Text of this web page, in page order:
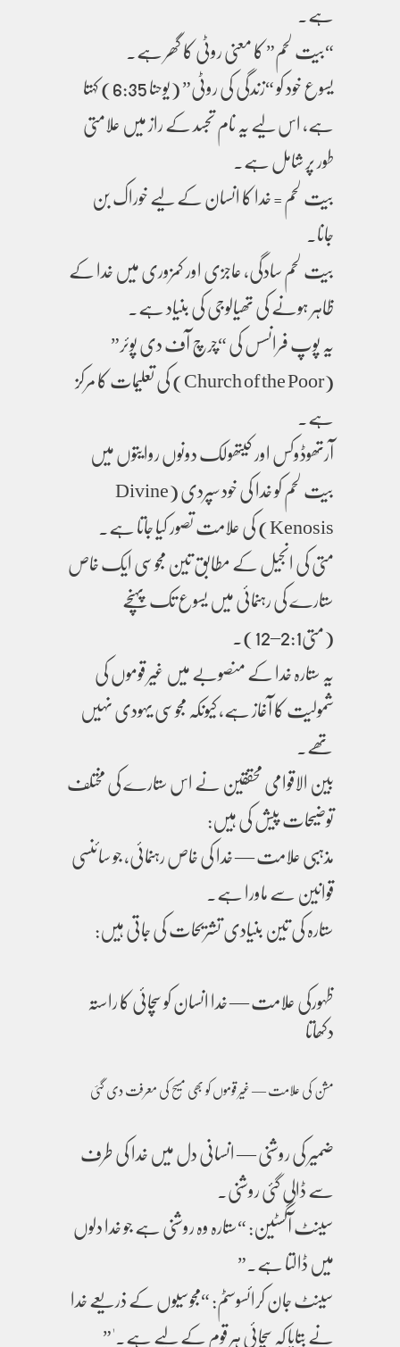
ہے۔
“بیت لحم” کا معنی روٹی کا گھر ہے۔
یسوع خود کو “زندگی کی روٹی” (یوحنا 6:35) کہتا
ہے، اس لیے یہ نام تجسد کے راز میں علامتی
طور پر شامل ہے۔
بیت لحم = خدا کا انسان کے لیے خوراک بن
جانا۔
بیت لحم سادگی، عاجزی اور کمزوری میں خدا کے
ظاہر ہونے کی تھیالوجی کی بنیاد ہے۔
یہ پوپ فرانسس کی “چرچ آف دی پوئر”
(Church of the Poor) کی تعلیمات کا مرکز
ہے۔
آرتھوڈوکس اور کیتھولک دونوں روایتوں میں
بیت لحم کو خدا کی خود سپردی (Divine
Kenosis) کی علامت تصور کیا جاتا ہے۔
متی کی انجیل کے مطابق تین مجوسی ایک خاص
ستارے کی رہنمائی میں یسوع تک پہنچے
(متی2:1–12)۔
یہ ستارہ خدا کے منصوبے میں غیر قوموں کی
شمولیت کا آغاز ہے، کیونکہ مجوسی یہودی نہیں
تھے۔
بین الاقوامی محققین نے اس ستارے کی مختلف
توضیحات پیش کی ہیں:
مذہبی علامت — خدا کی خاص رہنمائی، جو سائنسی
قوانین سے ماورا ہے۔
ستارہ کی تین بنیادی تشریحات کی جاتی ہیں:
ظہورکی علامت — خدا انسان کو سچائی کا راستہ
دکھاتا
مشن کی علامت — غیر قوموں کو بھی مسیح کی معرفت دی گئی
ضمیر کی روشنی — انسانی دل میں خدا کی طرف
سے ڈالی گئی روشنی۔
سینٹ آگسٹین: “ستارہ وہ روشنی ہے جو خدا دلوں
میں ڈالتا ہے۔”
سینٹ جان کرائسوسٹم: “مجوسیوں کے ذریعے خدا
نے بتایا کہ سچائی ہر قوم کے لیے ہے۔'”